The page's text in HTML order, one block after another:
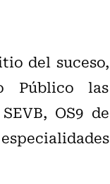
del suceso,
Público las
OS9 de